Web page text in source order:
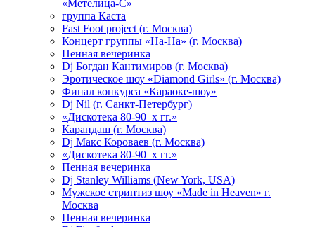
«Метелица-С»
группа Каста
Fast Foot project (г. Москва)
Концерт группы «На-На» (г. Москва)
Пенная вечеринка
Dj Богдан Кантимиров (г. Москва)
Эротическое шоу «Diamond Girls» (г. Москва)
Финал конкурса «Караоке-шоу»
Dj Nil (г. Санкт-Петербург)
«Дискотека 80-90–х гг.»
Карандаш (г. Москва)
Dj Макс Короваев (г. Москва)
«Дискотека 80-90–х гг.»
Пенная вечеринка
Dj Stanley Williams (New York, USA)
Мужское стриптиз шоу «Made in Heaven» г.
Москва
Пенная вечеринка